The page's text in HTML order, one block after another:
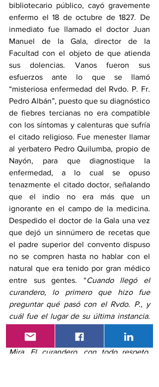
bibliotecario público, cayó gravemente
enfermo el 18 de octubre de 1827. De
inmediato fue llamado el doctor Juan
Manuel de la Gala, director de la
Facultad con el objeto de que atienda
sus dolencias. Vanos fueron sus
esfuerzos ante lo que se llamó
“misteriosa enfermedad del Rvdo. P. Fr.
Pedro Albán”, puesto que su diagnóstico
de fiebres tercianas no era compatible
con los síntomas y calenturas que sufría
el citado religioso. Fue menester llamar
al yerbatero Pedro Quilumba, propio de
Nayón, para que diagnostique la
enfermedad, a lo cual se opuso
tenazmente el citado doctor, señalando
que el indio no era más que un
ignorante en el campo de la medicina.
Despedido el doctor de la Gala una vez
que dejó un sinnúmero de recetas que
el padre superior del convento dispuso
no se compren hasta no hablar con el
natural que era tenido por gran médico
entre sus gentes. “Cuando llegó el
curandero, lo primero que hizo fue
preguntar qué pasó con el Rvdo. P., y
cuál fue el lugar de su última instancia.
pero luego de haber visitado el valle de
Mira. El curandero, con todo respeto,